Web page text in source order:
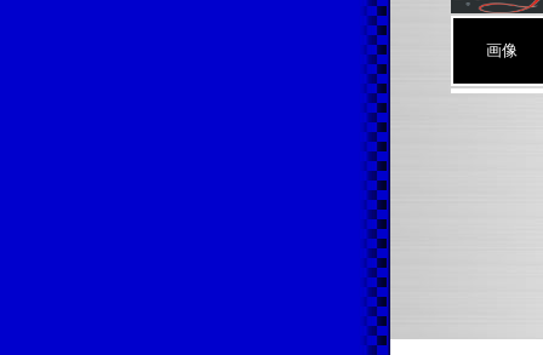
画像